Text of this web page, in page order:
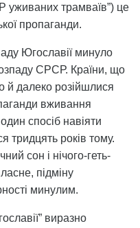
трамваїв”) це
пропаганди.
Югославії минуло
СРСР. Країни, що
й далеко розійшлися
вживання
спосіб навіяти
тридцять років тому.
сон і нічого-геть-
підміну
минулим.
виразно